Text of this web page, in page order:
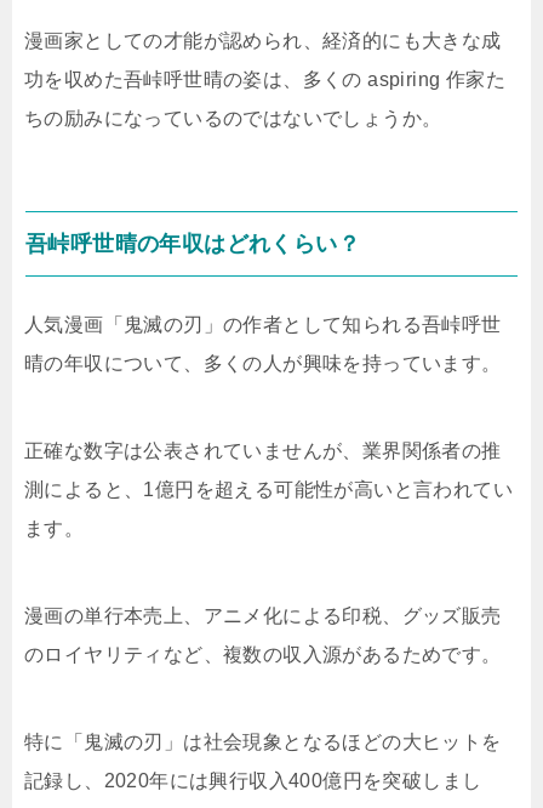
漫画家としての才能が認められ、経済的にも大きな成
功を収めた吾峠呼世晴の姿は、多くの aspiring 作家た
ちの励みになっているのではないでしょうか。
吾峠呼世晴の年収はどれくらい？
人気漫画「鬼滅の刃」の作者として知られる吾峠呼世
晴の年収について、多くの人が興味を持っています。
正確な数字は公表されていませんが、業界関係者の推
測によると、1億円を超える可能性が高いと言われてい
ます。
漫画の単行本売上、アニメ化による印税、グッズ販売
のロイヤリティなど、複数の収入源があるためです。
特に「鬼滅の刃」は社会現象となるほどの大ヒットを
記録し、2020年には興行収入400億円を突破しまし